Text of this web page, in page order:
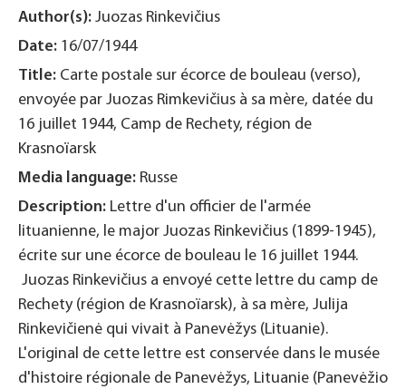
Author(s): Juozas Rinkevičius
Date: 16/07/1944
Title: Carte postale sur écorce de bouleau (verso),
envoyée par Juozas Rimkevičius à sa mère, datée du
16 juillet 1944, Camp de Rechety, région de
Krasnoïarsk
Media language: Russe
Description: Lettre d'un officier de l'armée
lituanienne, le major Juozas Rinkevičius (1899-1945),
écrite sur une écorce de bouleau le 16 juillet 1944.
Juozas Rinkevičius a envoyé cette lettre du camp de
Rechety (région de Krasnoïarsk), à sa mère, Julija
Rinkevičienė qui vivait à Panevėžys (Lituanie).
L'original de cette lettre est conservée dans le musée
d'histoire régionale de Panevėžys, Lituanie (Panevėžio